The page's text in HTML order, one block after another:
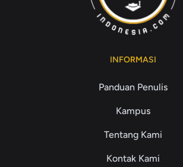
INFORMASI
Panduan Penulis
Kampus
Tentang Kami
Kontak Kami